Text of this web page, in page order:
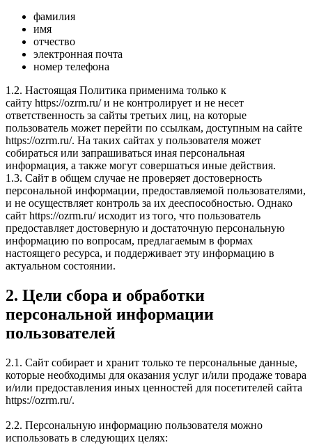
фамилия
имя
отчество
электронная почта
номер телефона
1.2. Настоящая Политика применима только к
сайту https://ozrm.ru/ и не контролирует и не несет
ответственность за сайты третьих лиц, на которые
пользователь может перейти по ссылкам, доступным на сайте
https://ozrm.ru/. На таких сайтах у пользователя может
собираться или запрашиваться иная персональная
информация, а также могут совершаться иные действия.
1.3. Сайт в общем случае не проверяет достоверность
персональной информации, предоставляемой пользователями,
и не осуществляет контроль за их дееспособностью. Однако
сайт https://ozrm.ru/ исходит из того, что пользователь
предоставляет достоверную и достаточную персональную
информацию по вопросам, предлагаемым в формах
настоящего ресурса, и поддерживает эту информацию в
актуальном состоянии.
2. Цели сбора и обработки
персональной информации
пользователей
2.1. Сайт собирает и хранит только те персональные данные,
которые необходимы для оказания услуг и/или продаже товара
и/или предоставления иных ценностей для посетителей сайта
https://ozrm.ru/.
2.2. Персональную информацию пользователя можно
использовать в следующих целях: